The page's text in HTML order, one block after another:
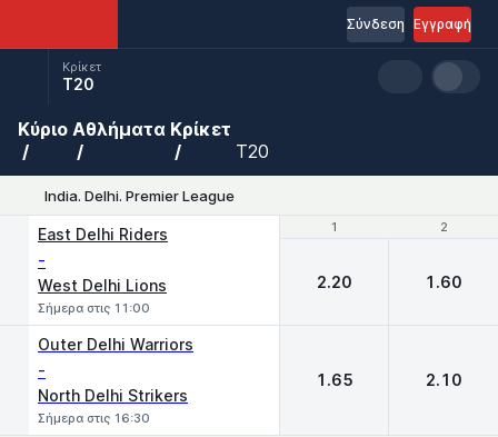
Εγγραφή
Σύνδεση
Κρίκετ
T20
Κύριο Αθλήματα Κρίκετ
T20
India. Delhi. Premier League
1 2
East Delhi Riders
-
West Delhi Lions
Σήμερα στις 11:00
1 2
2.20 1.60
Outer Delhi Warriors
-
North Delhi Strikers
Σήμερα στις 16:30
1.65 2.10